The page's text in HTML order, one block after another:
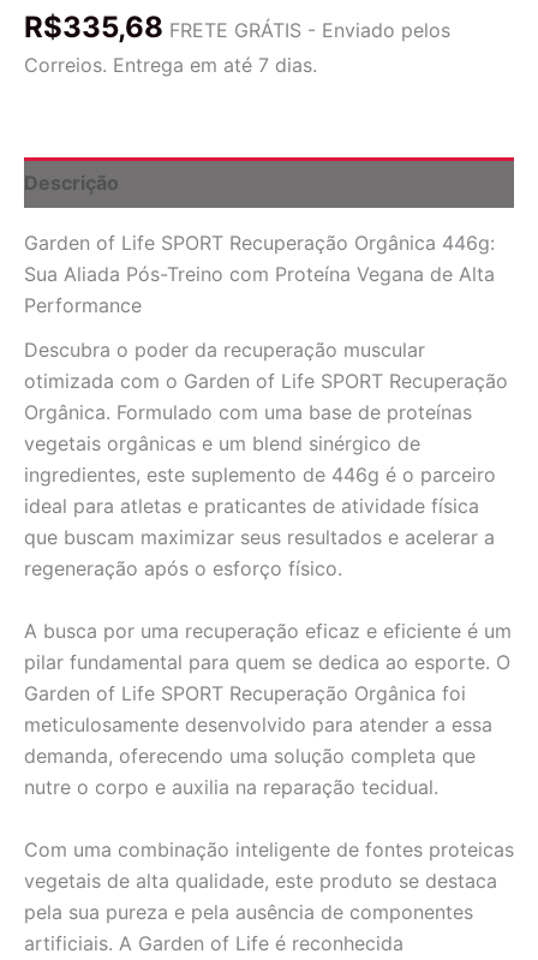
SPORT
Orgânica
para
Pós-
quantidade
R$335,68 FRETE GRÁTIS - Enviado pelos
Correios. Entrega em até 7 dias.
Descrição
Garden of Life SPORT Recuperação Orgânica 446g:
Sua Aliada Pós-Treino com Proteína Vegana de Alta
Performance
Descubra o poder da recuperação muscular
otimizada com o Garden of Life SPORT Recuperação
Orgânica. Formulado com uma base de proteínas
vegetais orgânicas e um blend sinérgico de
ingredientes, este suplemento de 446g é o parceiro
ideal para atletas e praticantes de atividade física
que buscam maximizar seus resultados e acelerar a
regeneração após o esforço físico.
A busca por uma recuperação eficaz e eficiente é um
pilar fundamental para quem se dedica ao esporte. O
Garden of Life SPORT Recuperação Orgânica foi
meticulosamente desenvolvido para atender a essa
demanda, oferecendo uma solução completa que
nutre o corpo e auxilia na reparação tecidual.
Com uma combinação inteligente de fontes proteicas
vegetais de alta qualidade, este produto se destaca
pela sua pureza e pela ausência de componentes
artificiais. A Garden of Life é reconhecida